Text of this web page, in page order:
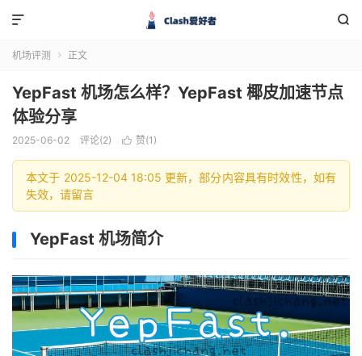


机场评测  正文
YepFast 机场怎么样？YepFast 椰皮加速节点
体验分享
2025-06-02 评论(2)  赞(1 )
本文于 2025-12-04 18:05 更新，部分内容具有时效性，如有
失效，请留言
YepFast 机场简介